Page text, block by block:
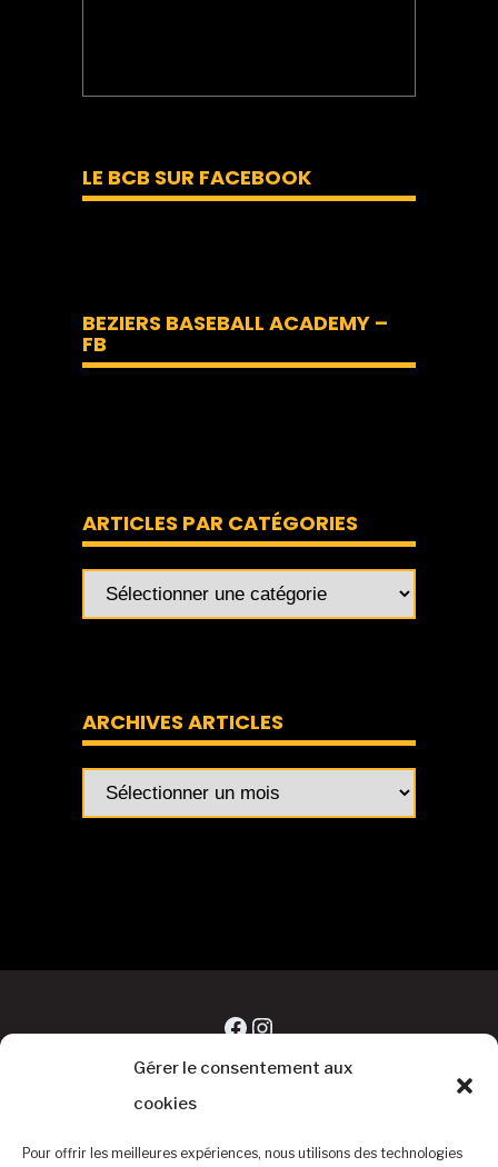
Gérer le consentement aux
cookies
Pour offrir les meilleures expériences, nous utilisons des technologies
LE BCB SUR FACEBOOK
BEZIERS BASEBALL ACADEMY –
FB
ARTICLES PAR CATÉGORIES
ARCHIVES ARTICLES
Archives
articles
Facebook
Instagram